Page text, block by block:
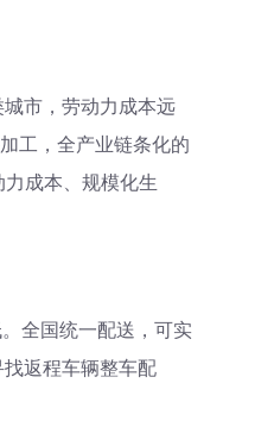
市，劳动力成本远
工，全产业链条化的
成本、规模化生
全国统一配送，可实
返程车辆整车配